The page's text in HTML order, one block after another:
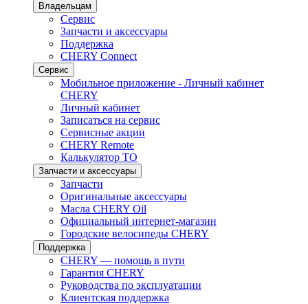
Владельцам
Сервис
Запчасти и аксессуары
Поддержка
CHERY Connect
Сервис
Мобильное приложение - Личный кабинет
CHERY
Личный кабинет
Записаться на сервис
Сервисные акции
CHERY Remote
Калькулятор ТО
Запчасти и аксессуары
Запчасти
Оригинальные аксессуары
Масла CHERY Oil
Официальный интернет-магазин
Городские велосипеды CHERY
Поддержка
CHERY — помощь в пути
Гарантия CHERY
Руководства по эксплуатации
Клиентская поддержка